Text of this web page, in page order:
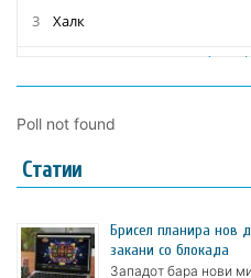
Poll not found
Статии
Брисел планира нов
закани со блокада
Западот бара нови